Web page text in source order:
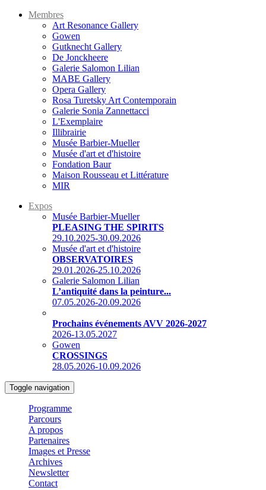
Membres
Art Resonance Gallery
Gowen
Gutknecht Gallery
De Jonckheere
Galerie Salomon Lilian
MABE Gallery
Opera Gallery
Rosa Turetsky Art Contemporain
Galerie Sonia Zannettacci
L'Exemplaire
Illibrairie
Musée Barbier-Mueller
Musée d'art et d'histoire
Fondation Baur
Maison Rousseau et Littérature
MIR
Expos
Musée Barbier-Mueller
PLEASING THE SPIRITS
29.10.2025-30.09.2026
Musée d'art et d'histoire
OBSERVATOIRES
29.01.2026-25.10.2026
Galerie Salomon Lilian
L’antiquité dans la peinture...
07.05.2026-20.09.2026
Prochains événements AVV 2026-2027
2026-13.05.2027
Gowen
CROSSINGS
28.05.2026-10.09.2026
Toggle navigation
Programme
Parcours
A propos
Partenaires
Images et Presse
Archives
Newsletter
Contact